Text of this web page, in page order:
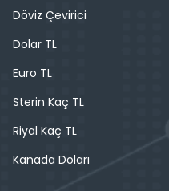
Döviz Çevirici
Dolar TL
Euro TL
Sterin Kaç TL
Riyal Kaç TL
Kanada Doları